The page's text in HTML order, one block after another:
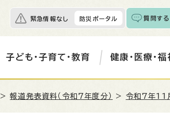
緊急情報なし 防災ポータル 質問する
子ども・子育て・教育 健康・医療・福
>報道発表資料（令和7年度分） > 令和7年11